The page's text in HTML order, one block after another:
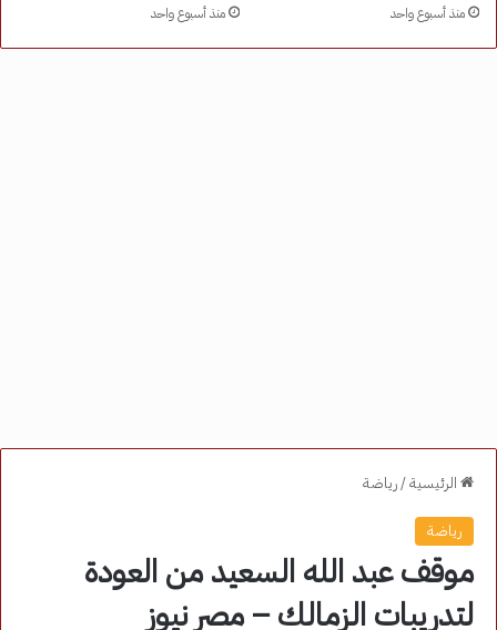
منذ أسبوع واحد منذ أسبوع واحد